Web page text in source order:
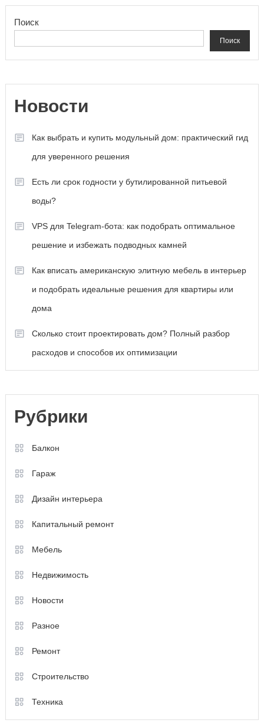
Поиск
Поиск
Новости
Как выбрать и купить модульный дом: практический гид
для уверенного решения
Есть ли срок годности у бутилированной питьевой
воды?
VPS для Telegram‑бота: как подобрать оптимальное
решение и избежать подводных камней
Как вписать американскую элитную мебель в интерьер
и подобрать идеальные решения для квартиры или
дома
Сколько стоит проектировать дом? Полный разбор
расходов и способов их оптимизации
Рубрики
Балкон
Гараж
Дизайн интерьера
Капитальный ремонт
Мебель
Недвижимость
Новости
Разное
Ремонт
Строительство
Техника